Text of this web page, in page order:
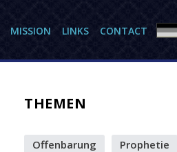
MISSION LINKS CONTACT
THEMEN
Offenbarung
Prophetie